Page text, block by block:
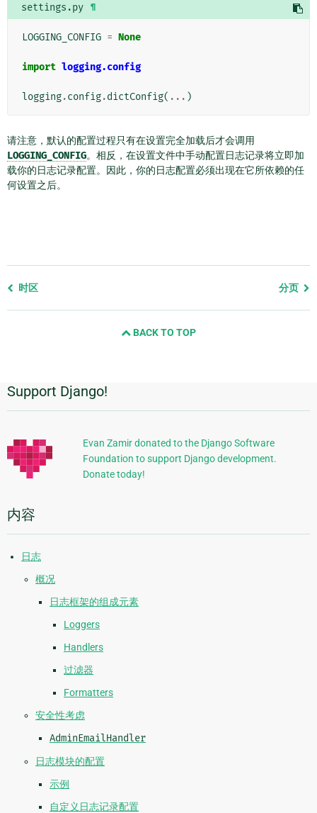
settings.py ¶
LOGGING_CONFIG = None
import logging.config
logging.config.dictConfig( ... )
请注意，默认的配置过程只有在设置完全加载后才会调用
LOGGING_CONFIG。相反，在设置文件中手动配置日志记录将立即加
载你的日志记录配置。因此，你的日志配置必须出现在它所依赖的任
何设置之后。
Previous
时区 分页
BACK TO TOP
附
加
信
息
Support Django!
Evan Zamir donated to the Django Software
Foundation to support Django development.
Donate today!
内容
日志
概况
日志框架的组成元素
Loggers
Handlers
过滤器
Formatters
安全性考虑
AdminEmailHandler
日志模块的配置
示例
自定义日志记录配置